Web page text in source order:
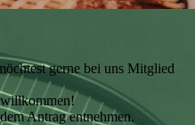
gerne bei uns Mitglied
Antrag entnehmen.